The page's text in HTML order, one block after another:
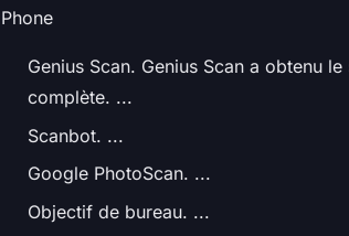
Phone
Genius Scan. Genius Scan a obtenu
complète. ...
Scanbot. ...
Google PhotoScan. ...
Objectif de bureau. ...